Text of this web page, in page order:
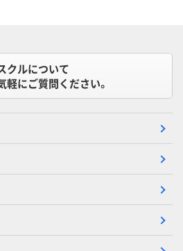
クルについて
軽にご質問ください。